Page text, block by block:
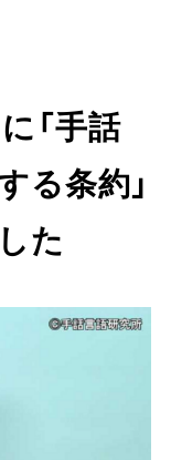
「手話
る条約」
た